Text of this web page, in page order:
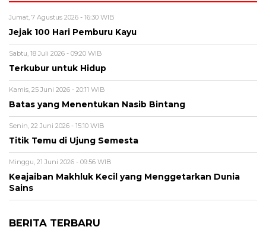
Jumat, 7 Agustus 2026 - 16:30 WIB
Jejak 100 Hari Pemburu Kayu
Sabtu, 18 Juli 2026 - 09:20 WIB
Terkubur untuk Hidup
Kamis, 25 Juni 2026 - 20:11 WIB
Batas yang Menentukan Nasib Bintang
Senin, 22 Juni 2026 - 15:10 WIB
Titik Temu di Ujung Semesta
Minggu, 21 Juni 2026 - 09:56 WIB
Keajaiban Makhluk Kecil yang Menggetarkan Dunia
Sains
BERITA TERBARU